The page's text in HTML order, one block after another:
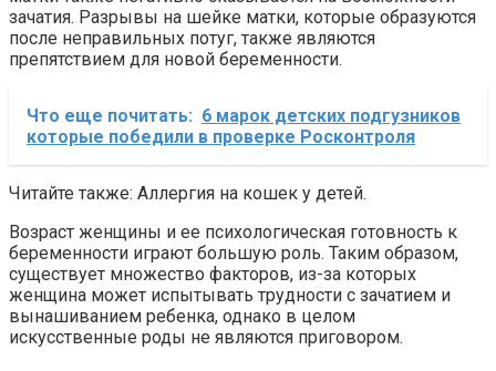
зачатия. Разрывы на шейке матки, которые образуются
после неправильных потуг, также являются
препятствием для новой беременности.
Что еще почитать: 6 марок детских подгузников
которые победили в проверке Росконтроля
Читайте также: Аллергия на кошек у детей.
Возраст женщины и ее психологическая готовность к
беременности играют большую роль. Таким образом,
существует множество факторов, из-за которых
женщина может испытывать трудности с зачатием и
вынашиванием ребенка, однако в целом
искусственные роды не являются приговором.